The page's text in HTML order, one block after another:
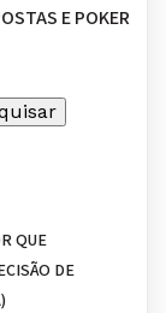
E POKER
QUE
DE